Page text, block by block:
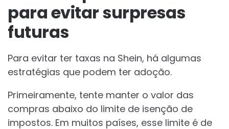
para evitar surpresas
futuras
Para evitar ter taxas na Shein, há algumas
estratégias que podem ter adoção.
Primeiramente, tente manter o valor das
compras abaixo do limite de isenção de
impostos. Em muitos países, esse limite é de